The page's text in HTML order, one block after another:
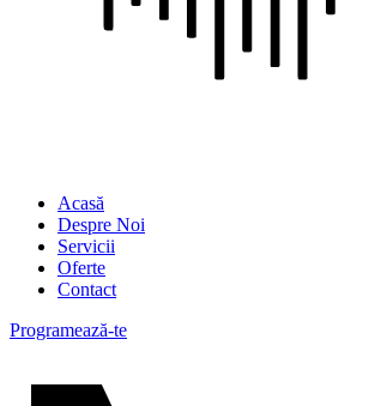
Acasă
Despre Noi
Servicii
Oferte
Contact
Programează-te